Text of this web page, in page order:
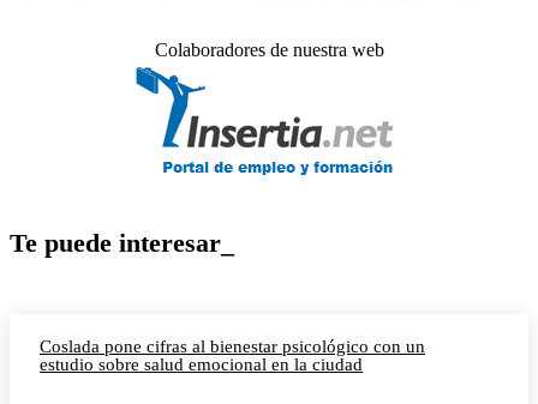
Colaboradores de nuestra web
Te puede interesar_
Coslada pone cifras al bienestar psicológico con un
estudio sobre salud emocional en la ciudad